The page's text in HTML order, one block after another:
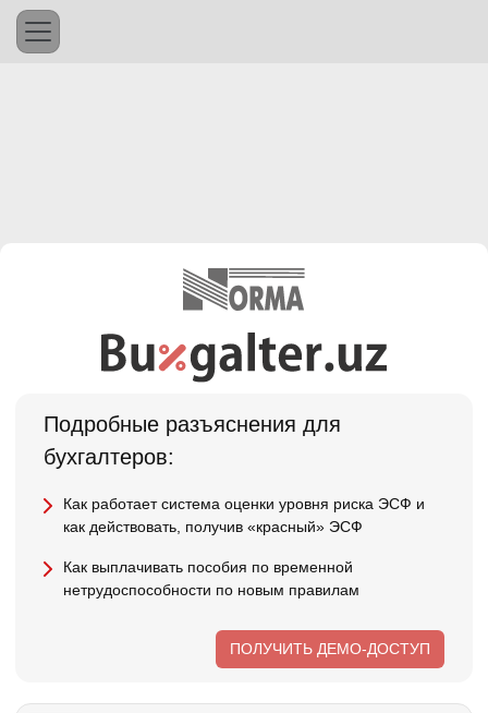
Подробные разъяснения для
бухгалтеров:
Как работает система оценки уровня риска ЭСФ и
как действовать, получив «красный» ЭСФ
Как выплачивать пособия по временной
нетрудоспособности по новым правилам
ПОЛУЧИТЬ ДЕМО-ДОСТУП